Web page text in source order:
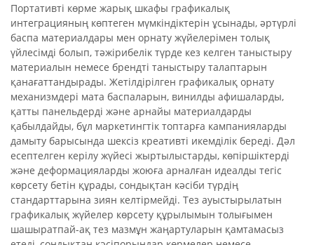
Портативті көрме жарық шкафы графикалық
интеграцияның көптеген мүмкіндіктерін ұсынады, әртүрлі
баспа материалдары мен орнату жүйелерімен толық
үйлесімді болып, тәжірибелік түрде кез келген таныстыру
материалын немесе брендті таныстыру талаптарын
қанағаттандырады. Жетілдірілген графикалық орнату
механизмдері мата баспаларын, винилды афишаларды,
қатты панельдерді және арнайы материалдарды
қабылдайды, бұл маркетингтік топтарға кампанияларды
дамыту барысында шексіз креативті икемділік береді. Дәл
есептелген керілу жүйесі жыртылыстарды, көпіршіктерді
және деформацияларды жоюға арналған идеалды тегіс
көрсету бетін құрады, сондықтан кәсіби түрдің
стандарттарына зиян келтірмейді. Тез ауыстырылатын
графикалық жүйелер көрсету құрылымын толығымен
шашыратпай-ақ тез мазмұн жаңартуларын қамтамасыз